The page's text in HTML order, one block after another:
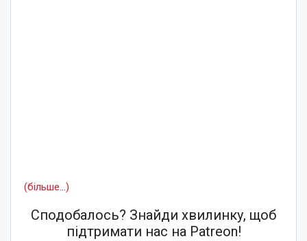
(більше…)
Сподобалось? Знайди хвилинку, щоб
підтримати нас на Patreon!